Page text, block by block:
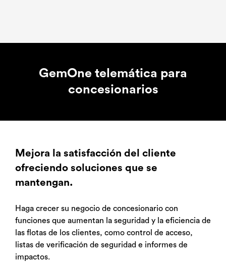
GemOne telemática para
concesionarios
Mejora la satisfacción del cliente
ofreciendo soluciones que se
mantengan.
Haga crecer su negocio de concesionario con
funciones que aumentan la seguridad y la eficiencia de
las flotas de los clientes, como control de acceso,
listas de verificación de seguridad e informes de
impactos.